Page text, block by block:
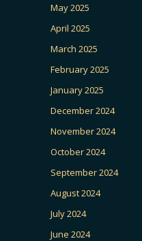
May 2025
April 2025
March 2025
February 2025
January 2025
December 2024
November 2024
October 2024
September 2024
August 2024
July 2024
June 2024